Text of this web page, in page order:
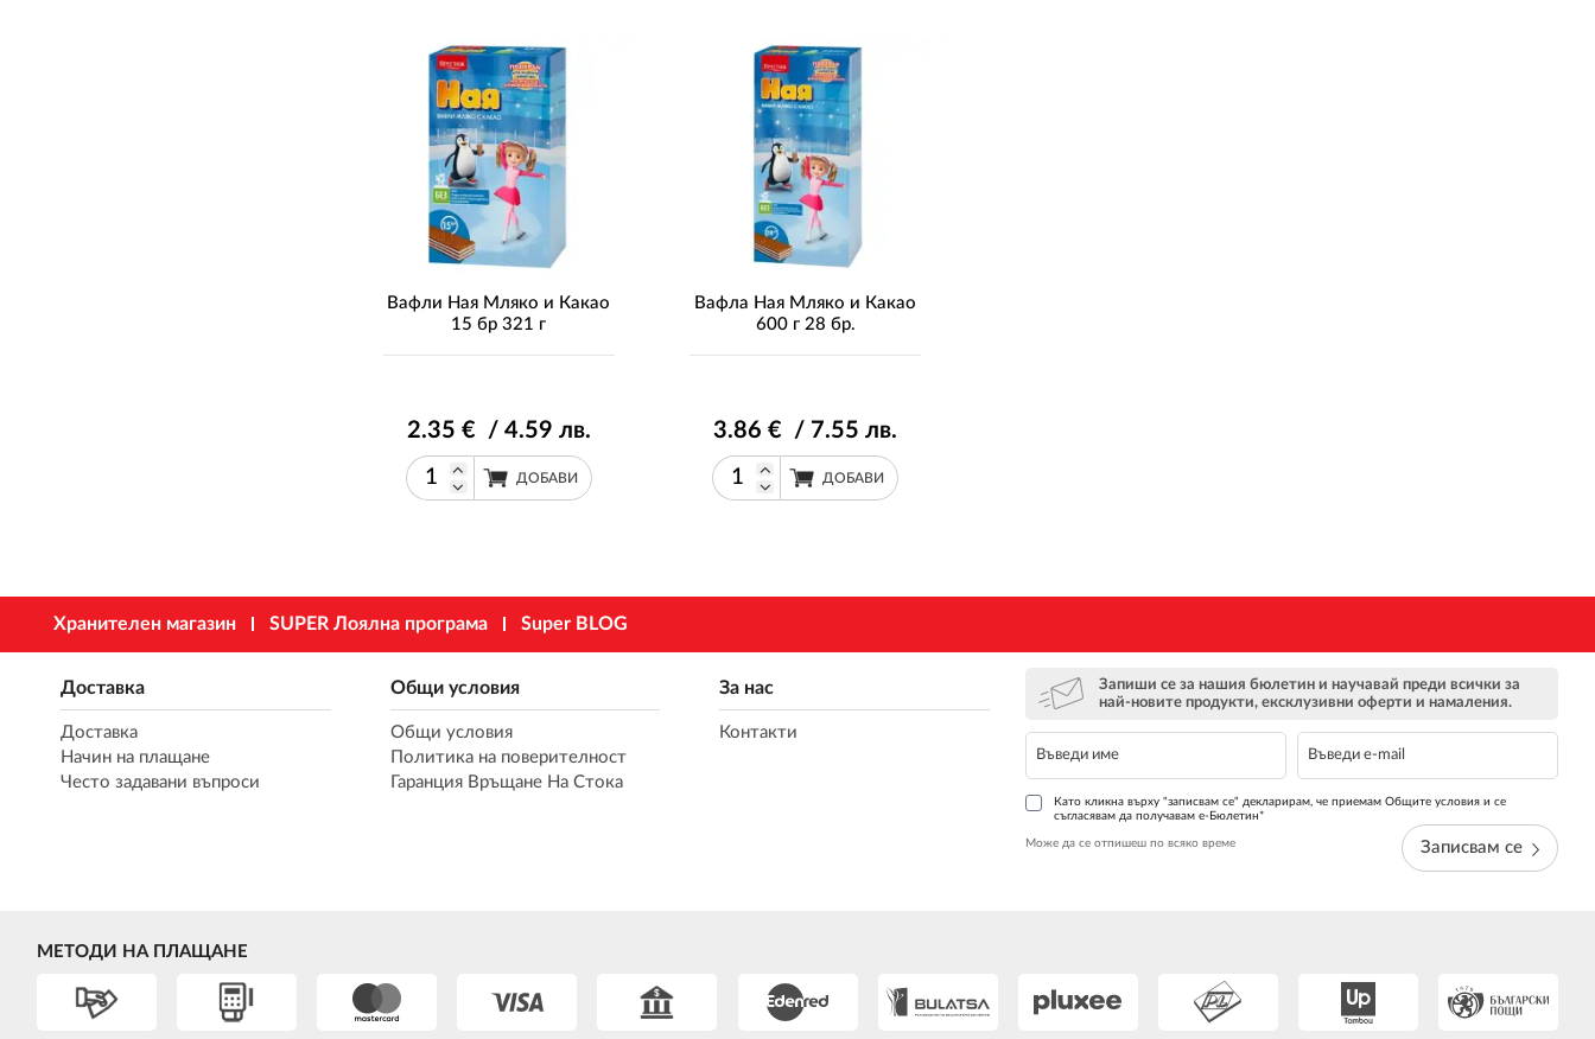
Вафли Ная Мляко и Какао
15 бр 321 г
2.35 € / 4.59 лв.
ДОБАВИ
Вафла Ная Мляко и Какао
600 г 28 бр.
3.86 € / 7.55 лв.
ДОБАВИ
Хранителен магазин SUPER Лоялна програма Super BLOG
Доставка
Доставка
Начин на плащане
Често задавани въпроси
Общи условия
Общи условия
Политика на поверителност
Гаранция Връщане На Стока
За нас
Контакти
Запиши се за нашия бюлетин и научавай преди всички за
най-новите продукти, ексклузивни оферти и намаления.
Като кликна върху "записвам се" декларирам, че приемам Общите условия и се
съгласявам да получавам е-Бюлетин*
Може да се отпишеш по всяко време Записвам се
МЕТОДИ НА ПЛАЩАНЕ